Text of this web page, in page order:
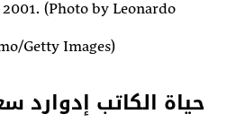
(Photo by Leonardo
Getty Images)
حياة الكاتب إدوارد